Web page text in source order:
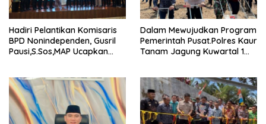
Hadiri Pelantikan Komisaris
BPD Nonindependen, Gusril
Pausi,S.Sos,MAP Ucapkan
Dalam Mewujudkan Program
Pemerintah Pusat.Polres Kaur
Tanam Jagung Kuwartal 1